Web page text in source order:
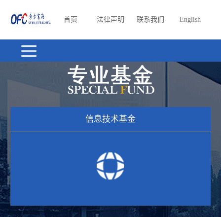
首页 法律声明 联系我们 English
信息技术基金